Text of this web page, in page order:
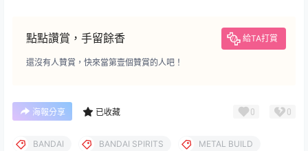
點點讚賞，手留餘香 給TA打賞
還沒有人贊賞，快來當第壹個贊賞的人吧！
海報分享 已收藏 0 0
BANDAI BANDAI SPIRITS METAL BUILD